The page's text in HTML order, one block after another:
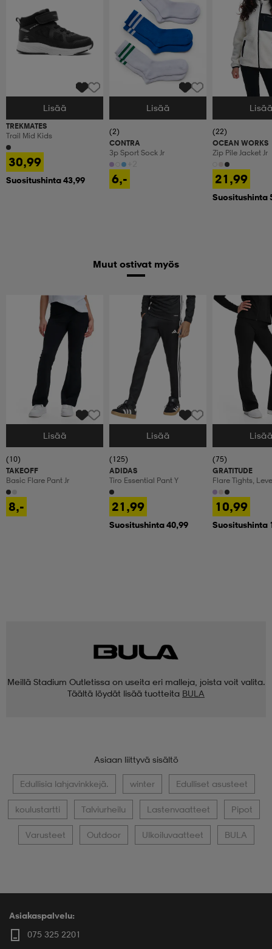
Valitse Koko
Lisää
TREKMATES
Trail Mid Kids
30,99
Suositushinta 43,99
Valitse Koko
Lisää
(2)
CONTRA
3p Sport Sock Jr
6,-
Valitse Koko
(22)
OCEAN WORKS
Zip Pile Jacket Jr
21,99
Suositushinta
Muut ostivat myös
Valitse Koko
Lisää
(10)
TAKEOFF
Basic Flare Pant Jr
8,-
Valitse Koko
Lisää
(125)
ADIDAS
Tiro Essential Pant Y
21,99
Suositushinta 40,99
Valitse Koko
(75)
GRATITUDE
Flare Tights,
Treenitrikoot,
10,99
Suositushinta
Meillä Stadium Outletissa on useita eri malleja, joista voit valita.
Täältä löydät lisää tuotteita BULA
Asiaan liittyvä sisältö
Edullisia lahjavinkkejä. winter Edulliset asusteet
koulustartti Talviurheilu Lastenvaatteet Pipot
Varusteet Outdoor Ulkoiluvaatteet BULA
Asiakaspalvelu:
075 325 2201